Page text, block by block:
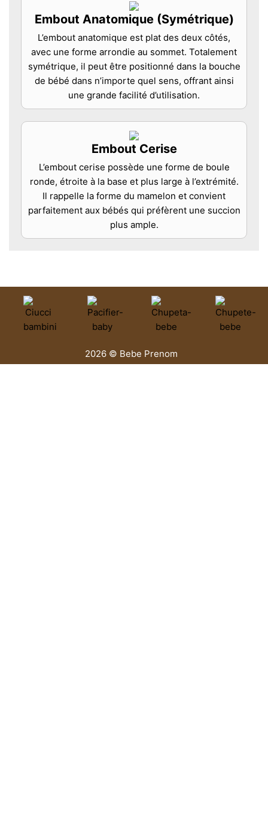
Embout Anatomique (Symétrique)
L’embout anatomique est plat des deux côtés,
avec une forme arrondie au sommet. Totalement
symétrique, il peut être positionné dans la bouche
de bébé dans n’importe quel sens, offrant ainsi
une grande facilité d’utilisation.
Embout Cerise
L’embout cerise possède une forme de boule
ronde, étroite à la base et plus large à l’extrémité.
Il rappelle la forme du mamelon et convient
parfaitement aux bébés qui préfèrent une succion
plus ample.
2026 © Bebe Prenom